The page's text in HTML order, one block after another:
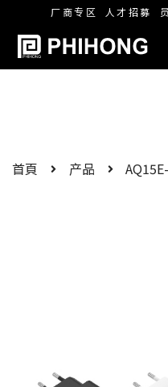
厂商专区 人才招募
首頁 产品